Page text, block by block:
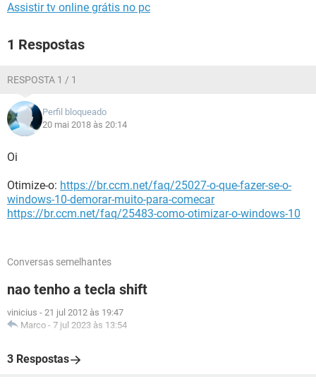
Assistir tv online grátis no pc
1 Respostas
RESPOSTA 1 / 1
Perfil bloqueado
20 mai 2018 às 20:14
Oi
Otimize-o: https://br.ccm.net/faq/25027-o-que-fazer-se-o-
windows-10-demorar-muito-para-comecar
https://br.ccm.net/faq/25483-como-otimizar-o-windows-10
Conversas semelhantes
nao tenho a tecla shift
vinicius - 21 jul 2012 às 19:47
Marco - 7 jul 2023 às 13:54
3 Respostas